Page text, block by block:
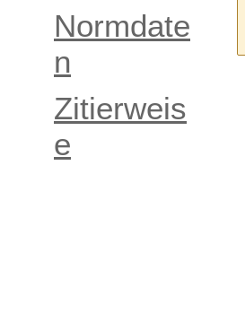
Normdate
n
Zitierweis
e